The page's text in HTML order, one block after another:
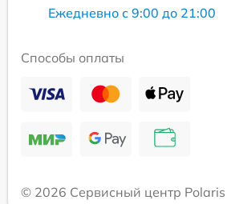
Ежедневно с 9:00 до 21:00
Способы оплаты
© 2026 Сервисный центр Polaris